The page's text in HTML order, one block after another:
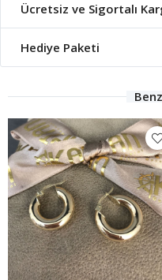
Ücretsiz ve Sigortalı
Hediye Paketi